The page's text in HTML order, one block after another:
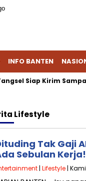
INFO BANTEN
Siap Kirim Sampah ke
Lifestyle
Tak Gaji
Sebulan
| Lifestyle |